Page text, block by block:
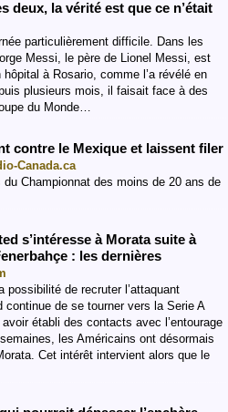
deux, la vérité est que ce n’était
particulièrement difficile. Dans les
Messi, le père de Lionel Messi, est
à Rosario, comme l’a révélé en
plusieurs mois, il faisait face à des
du Monde…
contre le Mexique et laissent filer
Canada.ca
Championnat des moins de 20 ans de
s’intéresse à Morata suite à
: les dernières
possibilité de recruter l’attaquant
continue de se tourner vers la Serie A
établi des contacts avec l’entourage
les Américains ont désormais
Cet intérêt intervient alors que le